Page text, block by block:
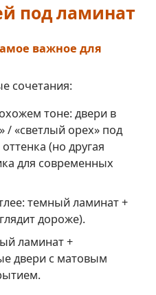
под ламинат
важное для
сочетания:
тоне: двери в
/ «светлый орех» под
(но другая
для современных
темный ламинат +
дороже).
ламинат +
двери с матовым